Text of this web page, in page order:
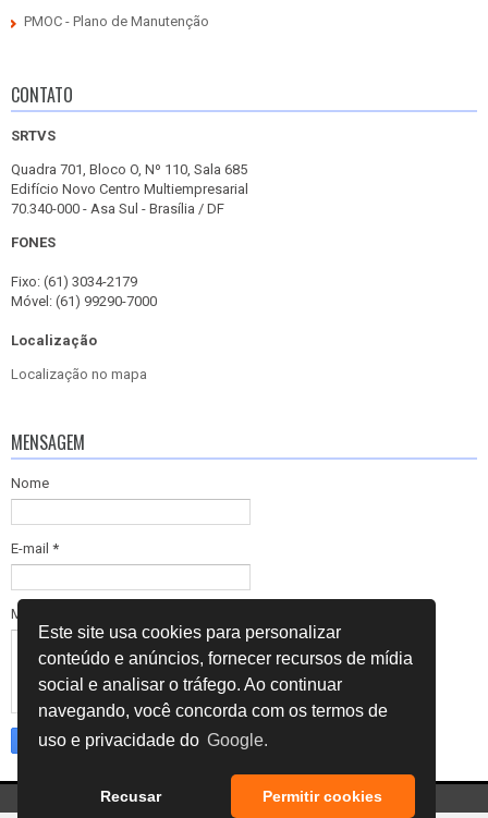
Este site usa cookies para personalizar
conteúdo e anúncios, fornecer recursos de mídia
social e analisar o tráfego. Ao continuar
navegando, você concorda com os termos de
uso e privacidade do Google.
Recusar Permitir cookies
PMOC - Plano de Manutenção
CONTATO
SRTVS
Quadra 701, Bloco O, Nº 110, Sala 685
Edifício Novo Centro Multiempresarial
70.340-000 - Asa Sul - Brasília / DF
FONES
Fixo: (61) 3034-2179
Móvel: (61) 99290-7000
Localização
Localização no mapa
MENSAGEM
Nome
E-mail *
Mensagem
Copyright © 2026INSPENGE